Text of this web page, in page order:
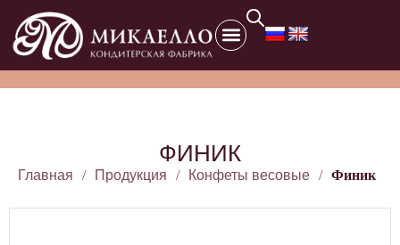
ФИНИК
Главная / Продукция / Конфеты весовые / Финик